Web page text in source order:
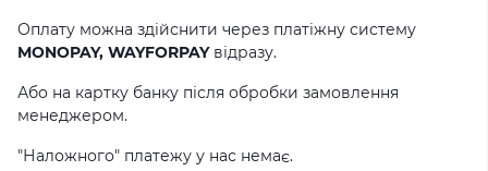
Оплату можна здійснити через платіжну систему
MONOPAY, WAYFORPAYвідразу.
Або на картку банку після обробки замовлення
менеджером.
"Наложного" платежу у нас немає.